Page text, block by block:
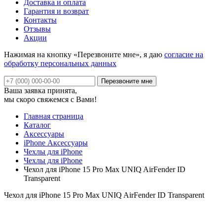
Доставка и оплата
Гарантия и возврат
Контакты
Отзывы
Акции
Нажимая на кнопку «Перезвоните мне», я даю согласие на
обработку персональных данных
Ваша заявка принята,
мы скоро свяжемся с Вами!
Главная страница
Каталог
Аксессуары
iPhone Аксессуары
Чехлы для iPhone
Чехлы для iPhone
Чехол для iPhone 15 Pro Max UNIQ AirFender ID
Transparent
Чехол для iPhone 15 Pro Max UNIQ AirFender ID Transparent